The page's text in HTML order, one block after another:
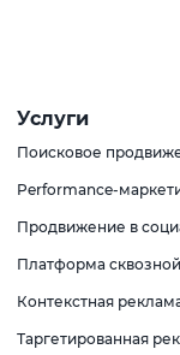
Услуги
Поисковое
Performance-
Продвижение в
Платформа
Контекстная
Таргетированная